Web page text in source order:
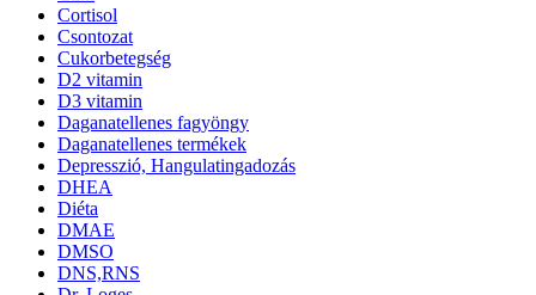
Cortisol
Csontozat
Cukorbetegség
D2 vitamin
D3 vitamin
Daganatellenes fagyöngy
Daganatellenes termékek
Depresszió, Hangulatingadozás
DHEA
Diéta
DMAE
DMSO
DNS,RNS